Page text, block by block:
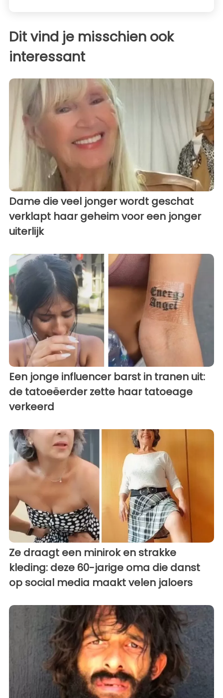
Dit vind je misschien ook
interessant
Dame die veel jonger wordt geschat
verklapt haar geheim voor een jonger
uiterlijk
Een jonge influencer barst in tranen uit:
de tatoeëerder zette haar tatoeage
verkeerd
Ze draagt een minirok en strakke
kleding: deze 60-jarige oma die danst
op social media maakt velen jaloers